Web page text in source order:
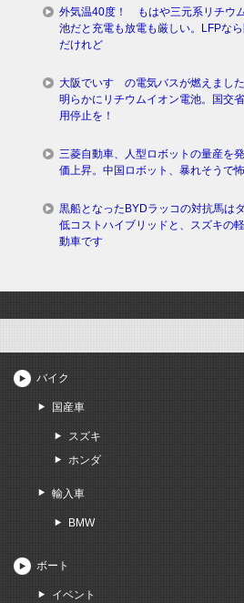
外気温40度！ もはや三元系リチウ
池だと充電も放電も厳しい。LFPな
だけれど
大阪でいすゞの電気バスが燃えまし
明らかにリチウムイオン電池。国交
用停止を！
三菱自動車、人型ロボットの量産を
価上昇。中国ロボット、暴れそうで怖
黒船となったBYDラッコの対抗馬は
低コストハイブリッドと、スズキの
動車です
バイク
国産車
スズキ
ホンダ
輸入車
BMW
ボート
イベント